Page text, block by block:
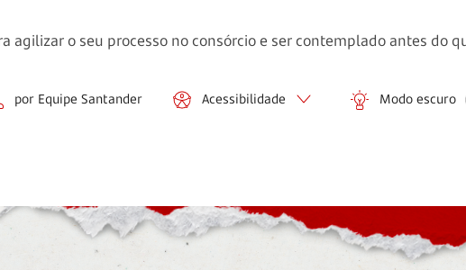
agilizar o seu processo no consórcio e ser contemplado antes do
por Equipe Santander Acessibilidade Modo escuro